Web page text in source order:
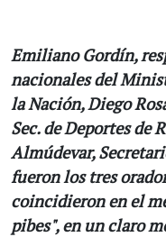
Emiliano Gordín,
nacionales del
la Nación, Diego
Sec. de Deportes de
Almúdevar,
fueron los tres
coincidieron en el
pibes", en un claro